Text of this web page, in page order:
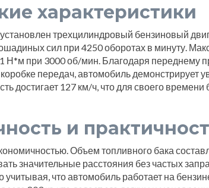
характеристики
трехцилиндровый бензиновый
сил при 4250 оборотах в минуту.
Н*м при 3000 об/мин. Благодаря переднему
передач, автомобиль демонстрирует
достигает 127 км/ч, что для своего
и
Объем топливного бака
значительные расстояния без частых
учитывая, что автомобиль работает на